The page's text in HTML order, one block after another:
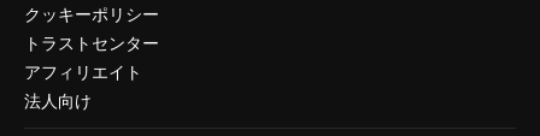
クッキーポリシー
トラストセンター
アフィリエイト
法人向け